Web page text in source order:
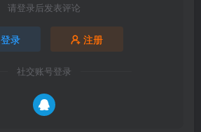
请登录后发表评论
登录 注册
社交账号登录